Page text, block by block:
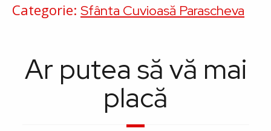
Categorie Sfânta Cuvioasă Parascheva
Ar putea să vă mai
placă